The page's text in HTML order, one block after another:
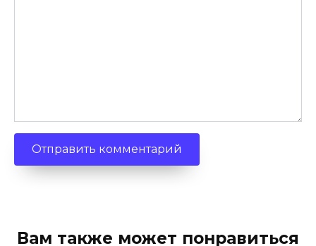
Вам также может понравиться